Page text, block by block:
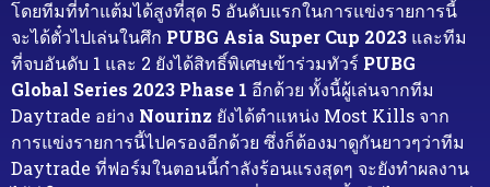
โดยทีมที่ทำแต้มได้สูงที่สุด 5 อันดับแรกในการแข่งรายการนี้
จะได้ตั๋วไปเล่นในศึก PUBG Asia Super Cup 2023 และทีม
ที่จบอันดับ 1 และ 2 ยังได้สิทธิ์พิเศษเข้าร่วมทัวร์ PUBG
Global Series 2023 Phase 1 อีกด้วย ทั้งนี้ผู้เล่นจากทีม
Daytrade อย่าง Nourinz ยังได้ตำแหน่ง Most Kills จาก
การแข่งรายการนี้ไปครองอีกด้วย ซึ่งก็ต้องมาดูกันยาวๆว่าทีม
Daytrade ที่ฟอร์มในตอนนี้กำลังร้อนแรงสุดๆ จะยังทำผลงาน